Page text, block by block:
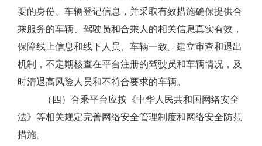
要的身份、车辆登记信息，并采取有效措施确保提供合
乘服务的车辆、驾驶员和合乘 人 的相关信息真实有效，
保障线上信息和线下人员、车辆一致。建立审查和退出
机制，不定期核查在平台注册的驾驶员和车辆情况，及
时清退高风险人员和不符合要求的车辆。
（四）合乘平台应按《中华人民共和国网络安全
法》等相关规定完善网络安全管理制度和网络安全防范
措施。